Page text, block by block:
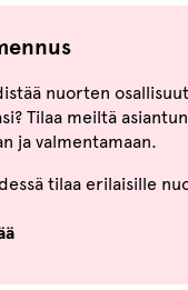
nuorten
Tilaa meiltä
ja valmentamaan.
tilaa erilaisille